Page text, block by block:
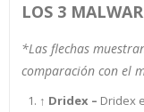
LOS 3
*Las flechas
comparación con el
↑ Dridex – Dridex